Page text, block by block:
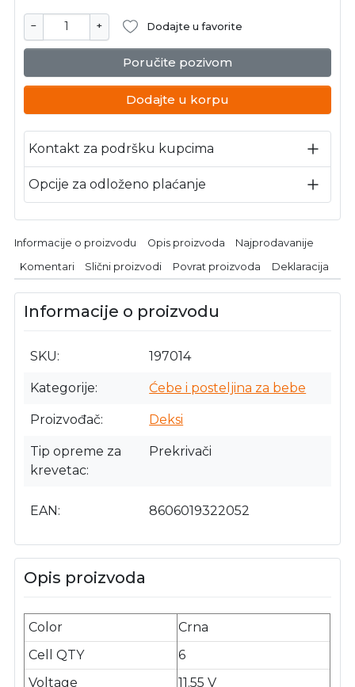
− + Dodajte u favorite
Poručite pozivom
Dodajte u korpu
Kontakt za podršku kupcima
Opcije za odloženo plaćanje
Informacije o proizvodu Opis proizvoda Najprodavanije
Komentari Slični proizvodi Povrat proizvoda Deklaracija
Informacije o proizvodu
SKU 197014
Kategorije Ćebe i posteljina za bebe
Proizvođač Deksi
Tip opreme za
krevetac
Prekrivači
EAN 8606019322052
Opis proizvoda
Color
Crna
Cell QTY
6
Voltage
11.55 V